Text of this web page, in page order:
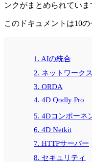
ンクがまとめられていま
このドキュメントは10
1. AIの統合
2. ネットワーク
3. ORDA
4. 4D Qodly Pro
5. 4Dコンポーネ
6. 4D Netkit
7. HTTPサーバー
8. セキュリティ